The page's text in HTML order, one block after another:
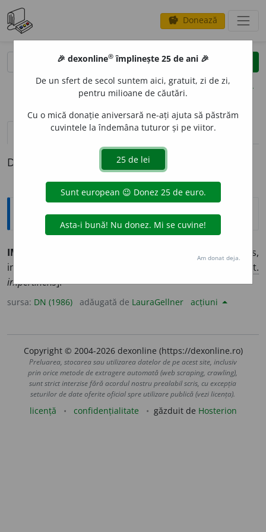
savings Donează
clear
opțiuni
definiții (1) pronunțievolume_up (2)
Definiția cu ID-ul 414142:
Explicative DEX
IMPERTIN
Obraznic, necuviincios,
insolent. [<
lat.
impertinens].
sursa: DN (1986) adăugată de LauraGellner acțiuni
Copyright © 2004-2026 dexonline (https://dexonline.ro)
Preluarea, stocarea sau utilizarea datelor de pe acest site, inclusiv
prin orice metode de extragere automată (web scraping, crawling),
sunt strict interzise fără acordul nostru prealabil scris, cu excepția
seturilor de date oferite oficial spre utilizare publică (vezi licența).
licență confidențialitate găzduit de Hosterion
🎉 dexonline® împlinește 25 de ani 🎉
De un sfert de secol suntem aici, gratuit, zi de zi,
pentru milioane de căutări.
Cu o mică donație aniversară ne-ați ajuta să păstrăm
cuvintele la îndemâna tuturor și pe viitor.
Am donat deja.